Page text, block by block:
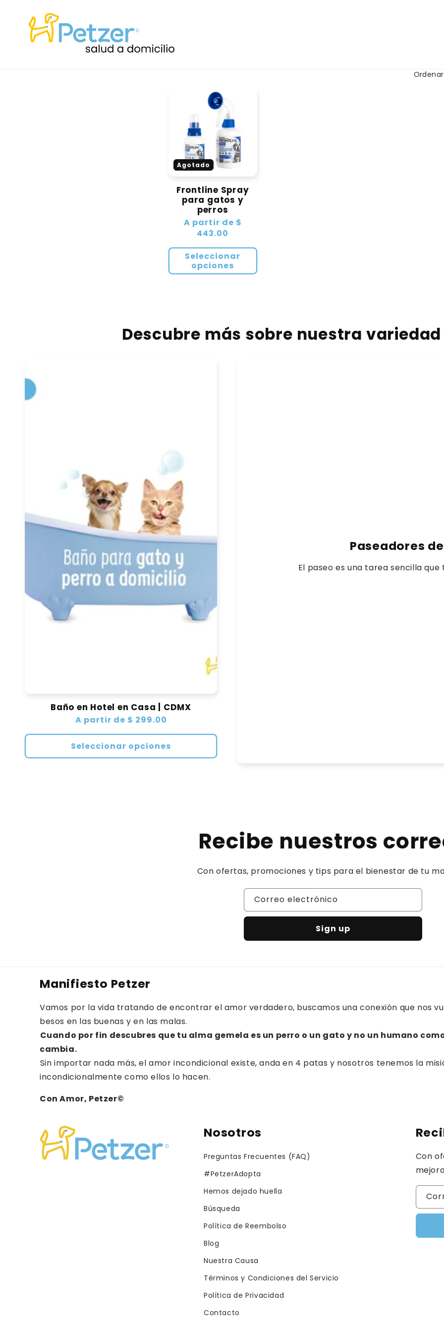
contenido
Agotado
Frontline Spray
para gatos y
perros
Precio
habitual
A partir de $
443.00
Seleccionar
opciones
Descubre más sobre nuestra
Baño en Hotel en Casa | CDMX
Precio
A partir de $ 299.00
Seleccionar opciones
Paseadores
El paseo es una tarea sencilla
Recibe nuestros
Con ofertas, promociones y tips para el bienestar de tu
Correo electrónico
Sign up
Manifiesto Petzer
Vamos por la vida tratando de encontrar el amor verdadero, buscamos una conexión que nos
besos en las buenas y en las malas.⁠⁠
Cuando por fin descubres que tu alma gemela es un perro o un gato y no un humano
cambia.⁠
⁠Sin importar nada más, el amor incondicional existe, anda en 4 patas y nosotros tenemos la
incondicionalmente como ellos lo hacen.
Con Amor, Petzer©
Nosotros
Preguntas Frecuentes (FAQ)
#PetzerAdopta
Hemos dejado huella
Búsqueda
Política de Reembolso
Blog
Nuestra Causa
Términos y Condiciones del Servicio
Política de Privacidad
Contacto
Con